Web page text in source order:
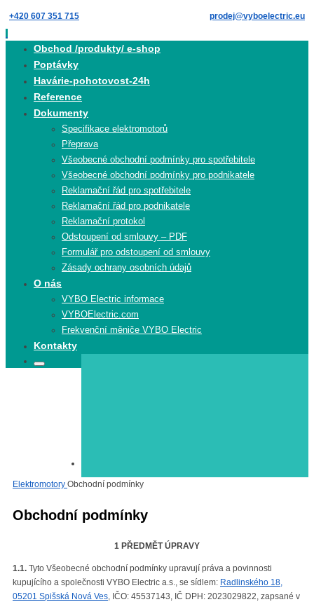
Skip
to
content
+420 607 351 715 prodej@vyboelectric.eu
Obchod /produkty/ e-shop
Poptávky
Havárie-pohotovost-24h
Reference
Dokumenty
Specifikace elektromotorů
Přeprava
Všeobecné obchodní podmínky pro spotřebitele
Všeobecné obchodní podmínky pro podnikatele
Reklamační řád pro spotřebitele
Reklamační řád pro podnikatele
Reklamační protokol
Odstoupení od smlouvy – PDF
Formulář pro odstoupení od smlouvy
Zásady ochrany osobních údajů
O nás
VYBO Electric informace
VYBOElectric.com
Frekvenční měniče VYBO Electric
Kontakty
Search
Search
Elektromotory Elektromotory
Obchodní podmínky
Obchodní podmínky
1 PŘEDMĚT ÚPRAVY
1.1. Tyto Všeobecné obchodní podmínky upravují práva a povinnosti
kupujícího a společnosti VYBO Electric a.s., se sídlem: Radlinského 18,
05201 Spišská Nová Ves , IČO: 45537143, IČ DPH: 2023029822, zapsané v